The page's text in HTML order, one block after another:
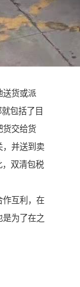
送货或派
包括了目
货交给货
，并送到卖
双清包税
作互利，在
是为了在之